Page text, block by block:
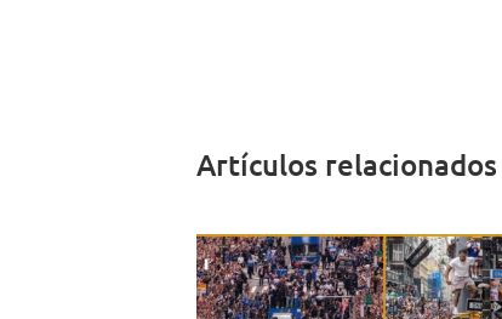
Artículos relacionados